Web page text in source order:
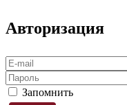
Авторизация
Запомнить